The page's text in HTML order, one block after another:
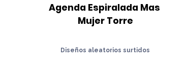
Agenda Espiralada Mas
Mujer Torre
Diseños aleatorios surtidos